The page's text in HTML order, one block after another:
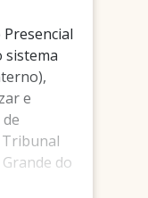
sistema
e
do